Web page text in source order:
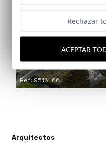
Ref: 9516_65
Ref: 9516_66
Arquitectos
Rechazar
ACEPTAR